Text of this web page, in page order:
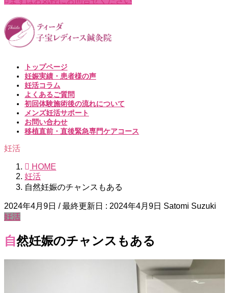
トップページ
妊娠実績・患者様の声
妊活コラム
よくあるご質問
初回体験施術後の流れについて
メンズ妊活サポート
お問い合わせ
移植直前・直後緊急専門ケアコース
妊活
HOME
妊活
自然妊娠のチャンスもある
2024年4月9日 / 最終更新日 : 2024年4月9日 Satomi Suzuki
妊活
自然妊娠のチャンスもある